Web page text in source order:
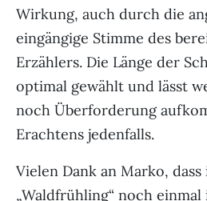
Wirkung, auch durch die
eingängige Stimme des
Erzählers. Die Länge der
optimal gewählt und lässt
noch Überforderung
Erachtens jedenfalls.
Vielen Dank an Marko,
„Waldfrühling“ noch einmal